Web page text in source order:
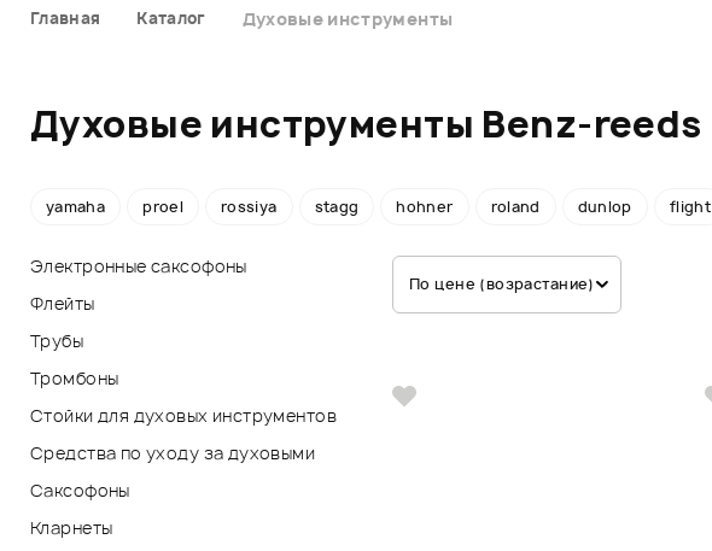
Главная Каталог Духовые инструменты
Духовые инструменты Benz-reeds
yamaha proel rossiya stagg hohner roland dunlop flight
Электронные саксофоны
Флейты
Трубы
Тромбоны
Стойки для духовых инструментов
Средства по уходу за духовыми
Саксофоны
Кларнеты
По цене (возрастание)